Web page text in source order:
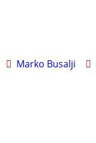
Marko Busalji